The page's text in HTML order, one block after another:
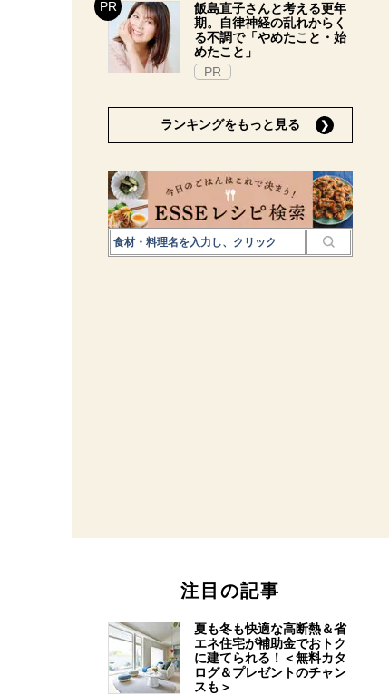
飯島直子さんと考える更年
期。自律神経の乱れからく
る不調で「やめたこと・始
めたこと」
PR
ランキングをもっと見る
注目の記事
夏も冬も快適な高断熱＆省
エネ住宅が補助金でおトク
に建てられる！＜無料カタ
ログ＆プレゼントのチャン
スも＞